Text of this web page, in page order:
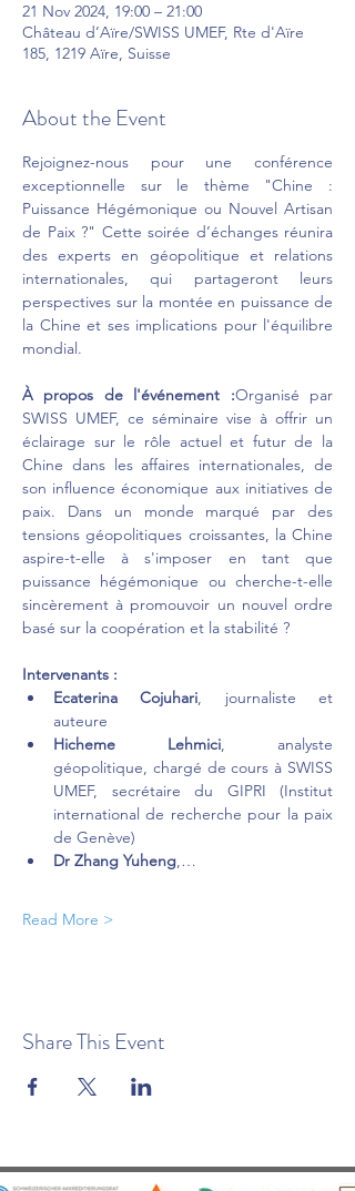
21 Nov 2024, 19:00 – 21:00
Château d’Aïre/SWISS UMEF, Rte d'Aïre
185, 1219 Aïre, Suisse
About the Event
Rejoignez-nous pour une conférence
exceptionnelle sur le thème "Chine :
Puissance Hégémonique ou Nouvel Artisan
de Paix ?" Cette soirée d’échanges réunira
des experts en géopolitique et relations
internationales, qui partageront leurs
perspectives sur la montée en puissance de
la Chine et ses implications pour l'équilibre
mondial.
À propos de l'événement :Organisé par
SWISS UMEF, ce séminaire vise à offrir un
éclairage sur le rôle actuel et futur de la
Chine dans les affaires internationales, de
son influence économique aux initiatives de
paix. Dans un monde marqué par des
tensions géopolitiques croissantes, la Chine
aspire-t-elle à s'imposer en tant que
puissance hégémonique ou cherche-t-elle
sincèrement à promouvoir un nouvel ordre
basé sur la coopération et la stabilité ?
Intervenants :
Ecaterina Cojuhari, journaliste et
auteure
Hicheme Lehmici, analyste
géopolitique, chargé de cours à SWISS
UMEF, secrétaire du GIPRI (Institut
international de recherche pour la paix
de Genève)
Dr Zhang Yuheng,…
Read More >
Share This Event